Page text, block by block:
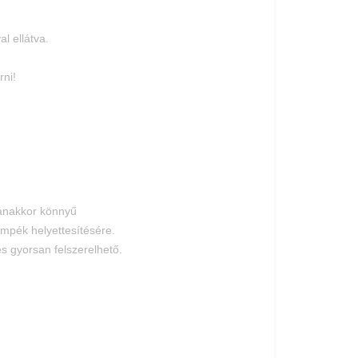
ellátva.
könnyű
helyettesítésére.
gyorsan felszerelhető.